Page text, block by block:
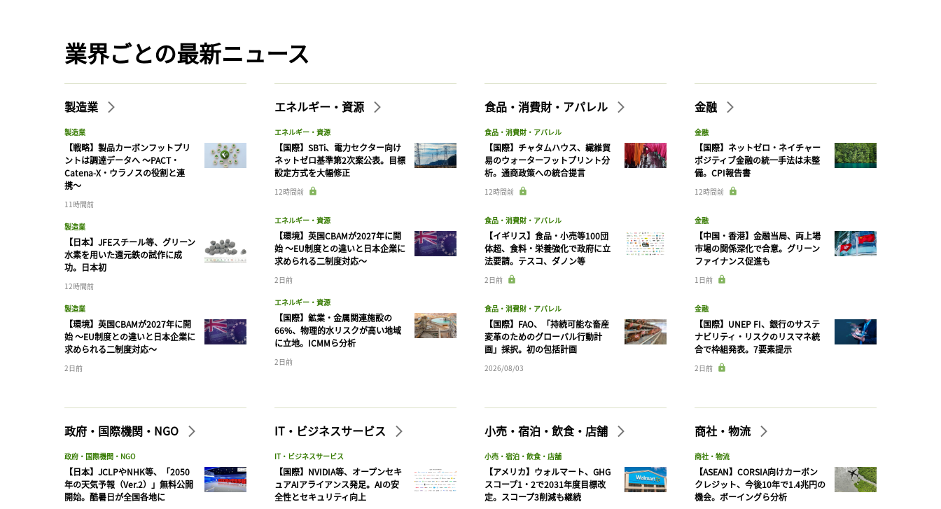
業界ごとの最新ニュース
製造業
製造業
【戦略】製品カーボンフットプリ
ントは調達データへ 〜PACT・
Catena-X・ウラノスの役割と連
携〜
11時間前
製造業
【日本】JFEスチール等、グリーン
水素を用いた還元鉄の試作に成
功。日本初
12時間前
製造業
【環境】英国CBAMが2027年に開
始 〜EU制度との違いと日本企業に
求められる二制度対応〜
2日前
エネルギー・資源
エネルギー・資源
【国際】SBTi、電力セクター向け
ネットゼロ基準第2次案公表。目標
設定方式を大幅修正
12時間前
エネルギー・資源
【環境】英国CBAMが2027年に開
始 〜EU制度との違いと日本企業に
求められる二制度対応〜
2日前
エネルギー・資源
【国際】鉱業・金属関連施設の
66%、物理的水リスクが高い地域
に立地。ICMMら分析
2日前
食品・消費財・アパレル
食品・消費財・アパレル
【国際】チャタムハウス、繊維貿
易のウォーターフットプリント分
析。通商政策への統合提言
12時間前
食品・消費財・アパレル
【イギリス】食品・小売等100団
体超、食料・栄養強化で政府に立
法要請。テスコ、ダノン等
2日前
食品・消費財・アパレル
【国際】FAO、「持続可能な畜産
変革のためのグローバル行動計
画」採択。初の包括計画
2026/08/03
金融
金融
【国際】ネットゼロ・ネイチャー
ポジティブ金融の統一手法は未整
備。CPI報告書
12時間前
金融
【中国・香港】金融当局、両上場
市場の関係深化で合意。グリーン
ファイナンス促進も
1日前
金融
【国際】UNEP FI、銀行のサステ
ナビリティ・リスクのリスマネ統
合で枠組発表。7要素提示
2日前
政府・国際機関・NGO
政府・国際機関・NGO
【日本】JCLPやNHK等、「2050
年の天気予報（Ver.2）」無料公開
開始。酷暑日が全国各地に
IT・ビジネスサービス
IT・ビジネスサービス
【国際】NVIDIA等、オープンセキ
ュアAIアライアンス発足。AIの安
全性とセキュリティ向上
小売・宿泊・飲食・店舗
小売・宿泊・飲食・店舗
【アメリカ】ウォルマート、GHG
スコープ1・2で2031年度目標改
定。スコープ3削減も継続
商社・物流
商社・物流
【ASEAN】CORSIA向けカーボン
クレジット、今後10年で1.4兆円の
機会。ボーイングら分析